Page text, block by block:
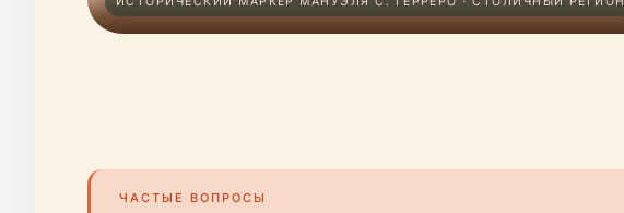
ЧАСТЫЕ ВОПРОСЫ